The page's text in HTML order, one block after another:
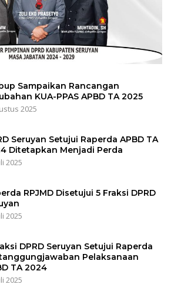
Sampaikan Rancangan
KUA-PPAS APBD TA 2025
2025
Seruyan Setujui Raperda APBD TA
Ditetapkan Menjadi Perda
2025
RPJMD Disetujui 5 Fraksi DPRD
2025
DPRD Seruyan Setujui Raperda
Pelaksanaan
TA 2024
2025